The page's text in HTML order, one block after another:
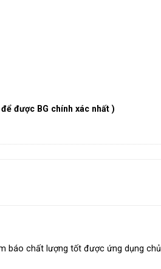
để được BG chính xác nhất )
báo chất lượng tốt được ứng dụng